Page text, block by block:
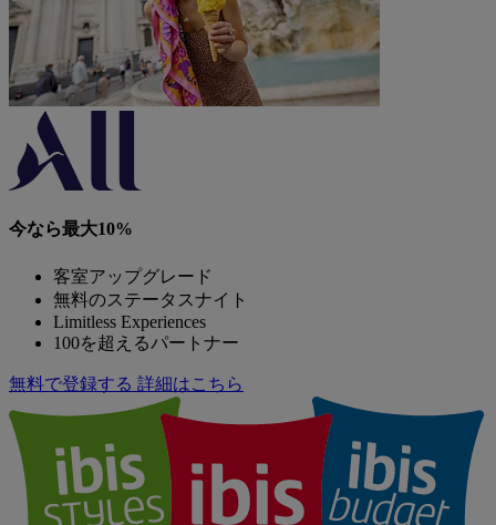
今なら最大10%
客室アップグレード
無料のステータスナイト
Limitless Experiences
100を超えるパートナー
無料で登録する 詳細はこちら